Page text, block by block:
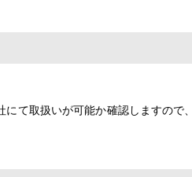
て取扱いが可能か確認しますので、